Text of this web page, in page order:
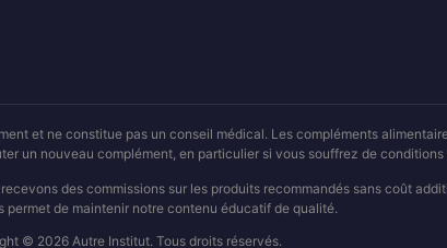
et ne constitue pas un conseil médical. Les compléments
un nouveau complément, en particulier si vous souffrez de
des commissions sur les produits recommandés sans coût
de maintenir notre contenu éducatif de qualité.
© 2026 Autre Institut. Tous droits réservés.